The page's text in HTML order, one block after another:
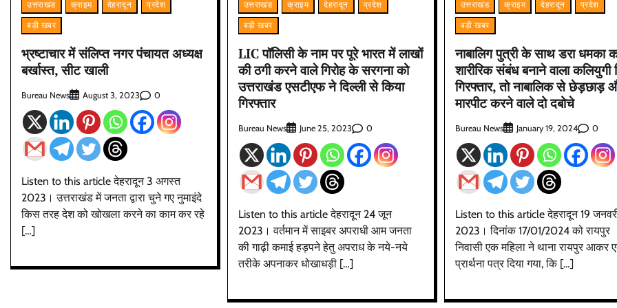
उत्तराखंड क्राइम देहरादून
प्रदेश
बड़ी खबर
भ्रष्टाचार में संलिप्त नगर पंचायत अध्यक्ष
बर्खास्त, सीट खाली
Bureau News August 3, 2023 0
Listen to this article देहरादून 3 अगस्त
2023। उत्तराखंड में जनता द्वारा चुने गए नुमाइंदे
किस तरह देश को खोखला करने का काम कर रहे
[…]
उत्तराखंड क्राइम देहरादून
प्रदेश
बड़ी खबर
LIC पॉलिसी के नाम पर पूरे भारत में लाखों
की ठगी करने वाले गिरोह के सरगना को
उत्तराखंड एसटीएफ ने दिल्ली से किया
गिरफ्तार
Bureau News June 25, 2023 0
Listen to this article देहरादून 24 जून
2023। वर्तमान में साइबर अपराधी आम जनता
की गाढ़ी कमाई हड़पने हेतु अपराध के नये-नये
तरीके अपनाकर धोखाधड़ी […]
उत्तराखंड क्राइम देहरादून
प्रदेश
बड़ी खबर
नाबालिग पुत्री के साथ डरा धमका
शारीरिक संबंध बनाने वाला कलियुगी
गिरफ्तार, तो नाबालिक से छेड़छाड़
मारपीट करने वाले दो दबोचे
Bureau News January 19, 2024 0
Listen to this article देहरादून 19
2023। दिनांक 17/01/2024 को रायपुर
निवासी एक महिला ने थाना रायपुर आकर
प्रार्थना पत्र दिया गया, कि […]